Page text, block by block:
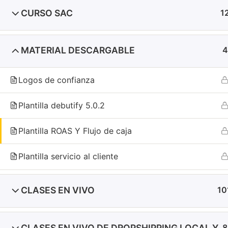
CURSO SAC
MATERIAL DESCARGABLE 4
Logos de confianza
Plantilla debutify 5.0.2
Plantilla ROAS Y Flujo de caja
Plantilla servicio al cliente
CLASES EN VIVO
COPYRIGHT © 2025